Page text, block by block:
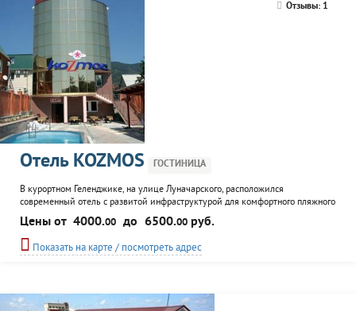
Отзывы: 1
Отель KOZMOS ГОСТИНИЦА
В курортном Геленджике, на улице Луначарского, расположился
современный отель с развитой инфраструктурой для комфортного пляжного
и семейного отдыха на Черноморском побережье. К размещению
предлагается 40 номеров трёх категорий — от компактного двухместного
стандарта до просторного двухкомнатного люкса площадью 25 м².Все
номера оснащены индивидуальным кондиционером, кабельным
Цены от 4000.00 до 6500.00 руб.
Показать на карте / посмотреть адрес